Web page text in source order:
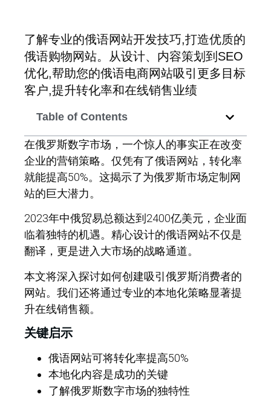
了解专业的俄语网站开发技巧,打造优质的
俄语购物网站。从设计、内容策划到SEO
优化,帮助您的俄语电商网站吸引更多目标
客户,提升转化率和在线销售业绩
Table of Contents
在俄罗斯数字市场，一个惊人的事实正在改变
企业的营销策略。仅凭有了俄语网站，转化率
就能提高50%。这揭示了为俄罗斯市场定制网
站的巨大潜力。
2023年中俄贸易总额达到2400亿美元，企业面
临着独特的机遇。精心设计的俄语网站不仅是
翻译，更是进入大市场的战略通道。
本文将深入探讨如何创建吸引俄罗斯消费者的
网站。我们还将通过专业的本地化策略显著提
升在线销售额。
关键启示
俄语网站可将转化率提高50%
本地化内容是成功的关键
了解俄罗斯数字市场的独特性